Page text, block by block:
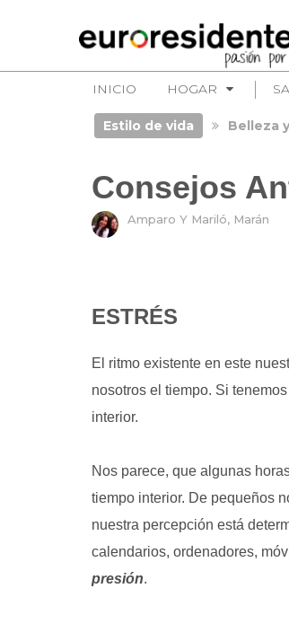
INICIO HOGAR
Estilo de vida Belleza
Consejos
Amparo Y Mariló, Marán
ESTRÉS
El ritmo existente en este
nosotros el tiempo. Si
interior.
Nos parece, que algunas
tiempo interior. De pequeños
nuestra percepción está
calendarios, ordenadores,
presión.